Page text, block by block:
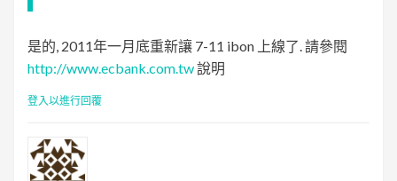
是的, 2011年一月底重新讓 7-11 ibon 上線了. 請參閱
http://www.ecbank.com.tw說明
登入以進行回覆